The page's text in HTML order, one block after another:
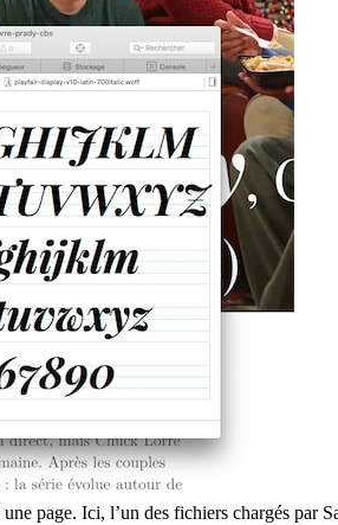
page. Ici, l’un des fichiers chargés par